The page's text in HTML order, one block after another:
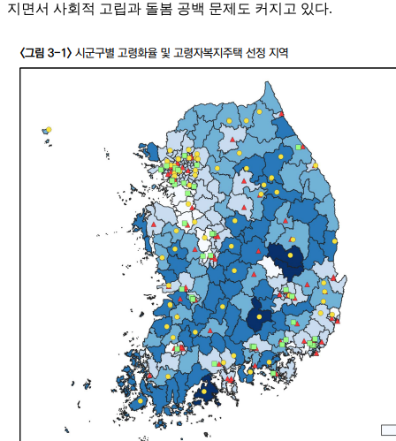
지면서 사회적 고립과 돌봄 공백 문제도 커지고 있다.